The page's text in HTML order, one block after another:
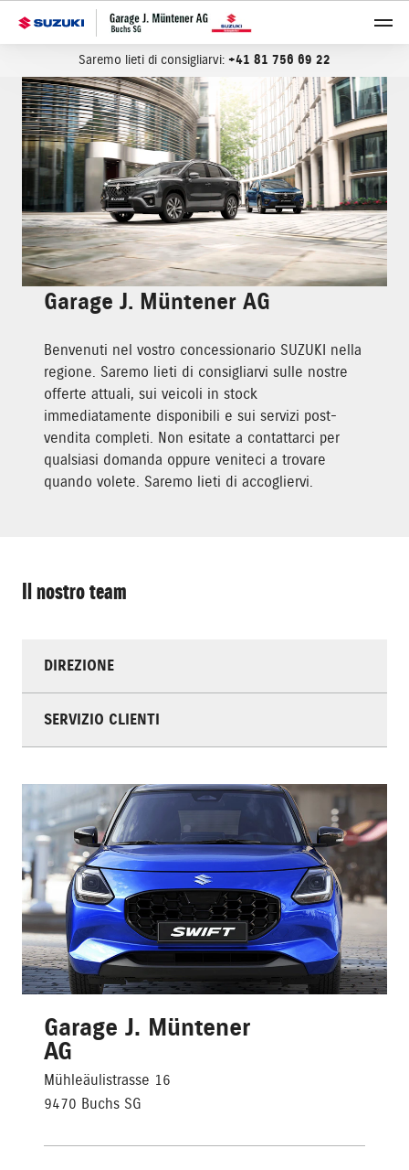
Saremo lieti di consigliarvi: +41 81 756 69 22
Garage J. Müntener AG
Benvenuti nel vostro concessionario SUZUKI nella
regione. Saremo lieti di consigliarvi sulle nostre
offerte attuali, sui veicoli in stock
immediatamente disponibili e sui servizi post-
vendita completi. Non esitate a contattarci per
qualsiasi domanda oppure veniteci a trovare
quando volete. Saremo lieti di accogliervi.
Il nostro team
DIREZIONE
SERVIZIO CLIENTI
Garage J. Müntener
AG
Mühleäulistrasse 16
9470 Buchs SG